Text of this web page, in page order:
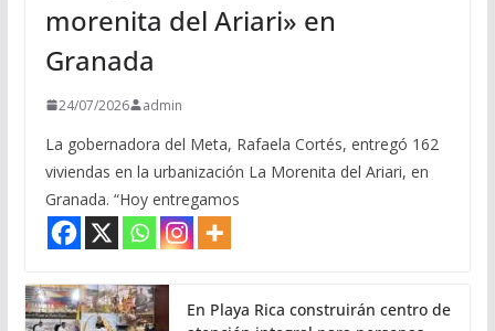
morenita del Ariari» en
Granada
24/07/2026 admin
La gobernadora del Meta, Rafaela Cortés, entregó 162
viviendas en la urbanización La Morenita del Ariari, en
Granada. “Hoy entregamos
En Playa Rica construirán centro de